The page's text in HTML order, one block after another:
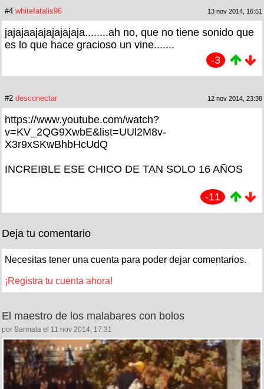
#4 whitefatalis96 13 nov 2014, 16:51
jajajaajajajajajaja........ah no, que no tiene sonido que
es lo que hace gracioso un vine.......
-3
#2 desconectar 12 nov 2014, 23:38
https://www.youtube.com/watch?
v=KV_2QG9XwbE&list=UUl2M8v-
X3r9xSKwBhbHcUdQ
INCREIBLE ESE CHICO DE TAN SOLO 16 AÑOS
-11
Deja tu comentario
Necesitas tener una cuenta para poder dejar comentarios.
¡Registra tu cuenta ahora!
El maestro de los malabares con bolos
por Barmala el 11 nov 2014, 17:31